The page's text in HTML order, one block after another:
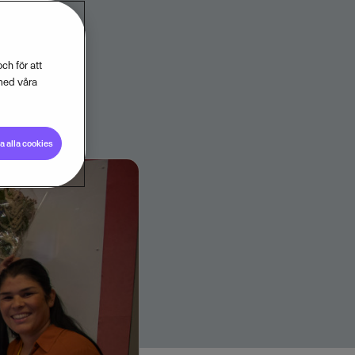
för att
våra
alla cookies